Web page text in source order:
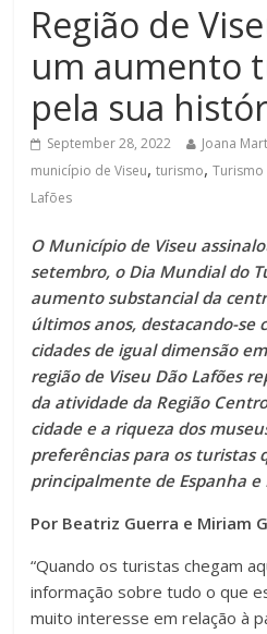
Região de
um aumento
pela sua
September 28, 2022 Joana
município de Viseu,turismo,
Lafões
O Município de Viseu
setembro, o Dia Mundial do
aumento substancial da
últimos anos, destacando-se
cidades de igual dimensão
região de Viseu Dão Lafões
da atividade da Região
cidade e a riqueza dos
preferências para os turistas
principalmente de Espanha e
Por Beatriz Guerra e Miriam
“Quando os turistas chegam
informação sobre tudo o que
muito interesse em relação à